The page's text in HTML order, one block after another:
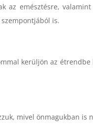
az emésztésre,
is.
kerüljön az étrendbe
mivel önmagukban is